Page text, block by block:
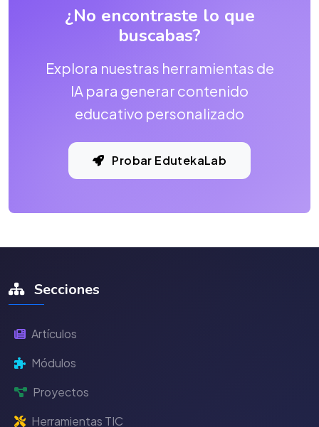
¿No encontraste lo que
buscabas?
Explora nuestras herramientas de
IA para generar contenido
educativo personalizado
Probar EdutekaLab
Secciones
Artículos
Módulos
Proyectos
Herramientas TIC